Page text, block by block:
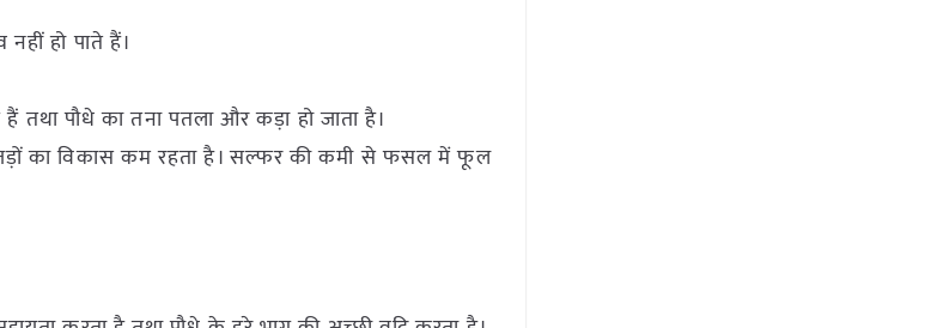
हो पाते हैं।
पौधे का तना पतला और कड़ा हो जाता है।
का विकास कम रहता है। सल्फर की कमी से फसल में फूल